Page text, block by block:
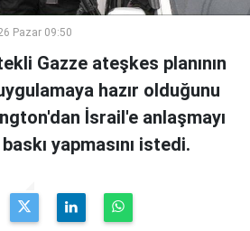
Pazar 09:50
Gazze ateşkes planının
hazır olduğunu
İsrail'e anlaşmayı
yapmasını istedi.